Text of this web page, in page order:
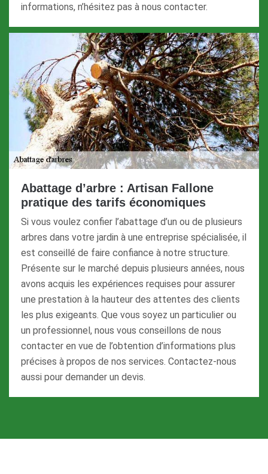
informations, n’hésitez pas à nous contacter.
Abattage d’arbre : Artisan Fallone
pratique des tarifs économiques
Si vous voulez confier l’abattage d’un ou de plusieurs
arbres dans votre jardin à une entreprise spécialisée, il
est conseillé de faire confiance à notre structure.
Présente sur le marché depuis plusieurs années, nous
avons acquis les expériences requises pour assurer
une prestation à la hauteur des attentes des clients
les plus exigeants. Que vous soyez un particulier ou
un professionnel, nous vous conseillons de nous
contacter en vue de l’obtention d’informations plus
précises à propos de nos services. Contactez-nous
aussi pour demander un devis.